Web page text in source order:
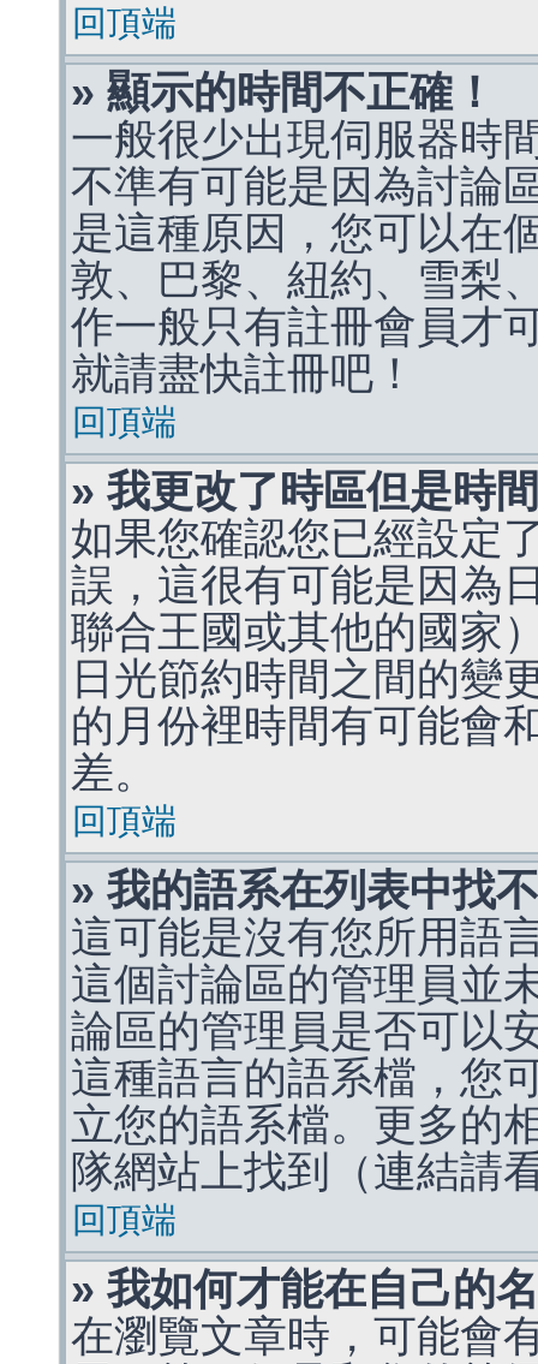
回頂端
» 顯示的時間不正確！
一般很少出現伺服器時
不準有可能是因為討論
是這種原因，您可以在
敦、巴黎、紐約、雪梨
作一般只有註冊會員才
就請盡快註冊吧！
回頂端
» 我更改了時區但是時
如果您確認您已經設定
誤，這很有可能是因為
聯合王國或其他的國家
日光節約時間之間的變
的月份裡時間有可能會
差。
回頂端
» 我的語系在列表中找
這可能是沒有您所用語
這個討論區的管理員並
論區的管理員是否可以
這種語言的語系檔，您
立您的語系檔。更多的
隊網站上找到（連結請
回頂端
» 我如何才能在自己的
在瀏覽文章時，可能會